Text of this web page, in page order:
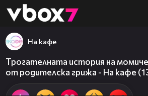
👾
На кафе
Трогателната история на
от родителска грижа - На кафе